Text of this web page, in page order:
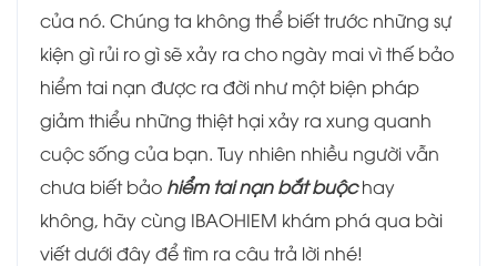
của nó. Chúng ta không thể biết trước những sự
kiện gì rủi ro gì sẽ xảy ra cho ngày mai vì thế bảo
hiểm tai nạn được ra đời như một biện pháp
giảm thiểu những thiệt hại xảy ra xung quanh
cuộc sống của bạn. Tuy nhiên nhiều người vẫn
chưa biết bảo hiểm tai nạn bắt buộchay
không, hãy cùng IBAOHIEM khám phá qua bài
viết dưới đây để tìm ra câu trả lời nhé!